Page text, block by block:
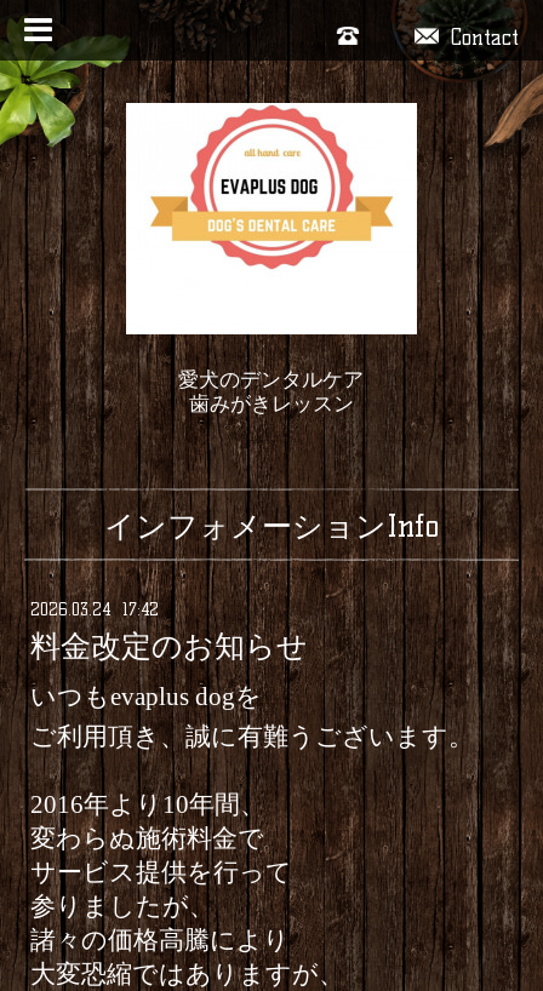
Contact
愛犬のデンタルケア
歯みがきレッスン
インフォメーションInfo
2026.03.24 17:42
料金改定のお知らせ
いつもevaplus dogを
ご利用頂き、誠に有難うございます。
2016年より10年間、
変わらぬ施術料金で
サービス提供を行って
参りましたが、
諸々の価格高騰により
大変恐縮ではありますが、